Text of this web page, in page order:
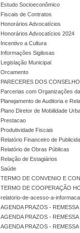
Estudo Socioeconômico
Fiscais de Contratos
Honorários Advocatícios
Honorários Advocatícios 2024
Incentivo a Cultura
Informações Sigilosas
Legislação Municipal
Orcamento
PARECERES DOS
Parcerias com Organizações
Planejamento de Auditoria e
Plano Diretor de Mobilidade
Prestacao
Produtividade Fiscais
Relatório Financeiro de
Relatório de Obras Públicas
Relação de Estagiários
Saúde
TERMO DE CONVENIO E
TERMO DE COOPERAÇÃO
relatorio-de-acesso-a-
AGENDA PRAZOS -
AGENDA PRAZOS -
AGENDA PRAZOS -